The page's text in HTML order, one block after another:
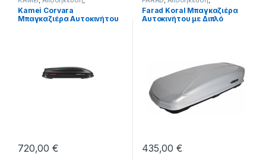
Μπαγκαζιέρες
Kamei Corvara
Μπαγκαζιέρα Αυτοκινήτου
720,00€
Μπαγκαζιέρες
Farad Koral Μπαγκαζιέρα
Αυτοκινήτου με Διπλό
435,00€